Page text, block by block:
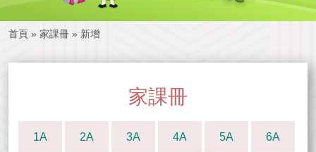
首頁 » 家課冊 » 新增
家課冊
1A 2A 3A 4A 5A 6A